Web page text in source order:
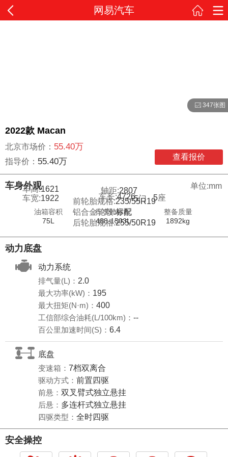
网易汽车
347张图
2022款 Macan
北京市场价： 55.40万
指导价： 55.40万 查看报价
车身外观
单位:mm
车长:4726
车宽:1922 5座
5门
车高:1621 轴距:2807
前轮胎规格:235/55R19
铝合金轮毂:标配
后轮胎规格:255/50R19
油箱容积
75L
行李舱容积
488-1503L
整备质量
1892kg
动力底盘
动力系统
排气量(L)： 2.0
最大功率(kW)： 195
最大扭矩(N·m)： 400
工信部综合油耗(L/100km)： --
百公里加速时间(S)： 6.4
底盘
变速箱： 7档双离合
驱动方式： 前置四驱
前悬： 双叉臂式独立悬挂
后悬： 多连杆式独立悬挂
四驱类型： 全时四驱
安全操控